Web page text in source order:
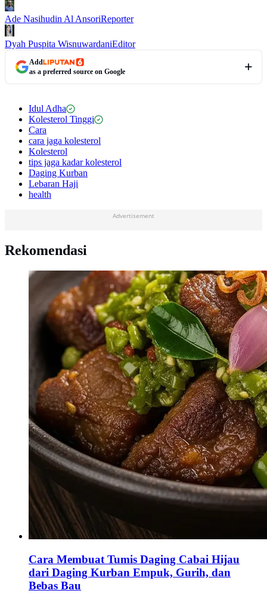
Ade Nasihudin Al AnsoriReporter
Dyah Puspita WisnuwardaniEditor
Add
as a preferred source on Google
Idul Adha
Kolesterol Tinggi
Cara
cara jaga kolesterol
Kolesterol
tips jaga kadar kolesterol
Daging Kurban
Lebaran Haji
health
Advertisement
Rekomendasi
Cara Membuat Tumis Daging Cabai Hijau
dari Daging Kurban Empuk, Gurih, dan
Bebas Bau